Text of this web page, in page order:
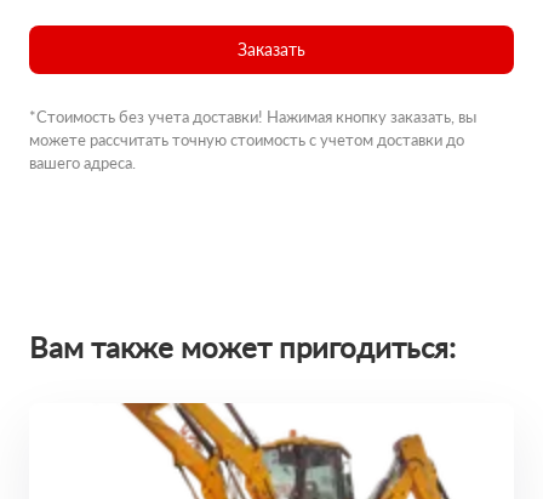
Заказать
*Стоимость без учета доставки! Нажимая кнопку заказать, вы
можете рассчитать точную стоимость с учетом доставки до
вашего адреса.
Вам также может пригодиться: